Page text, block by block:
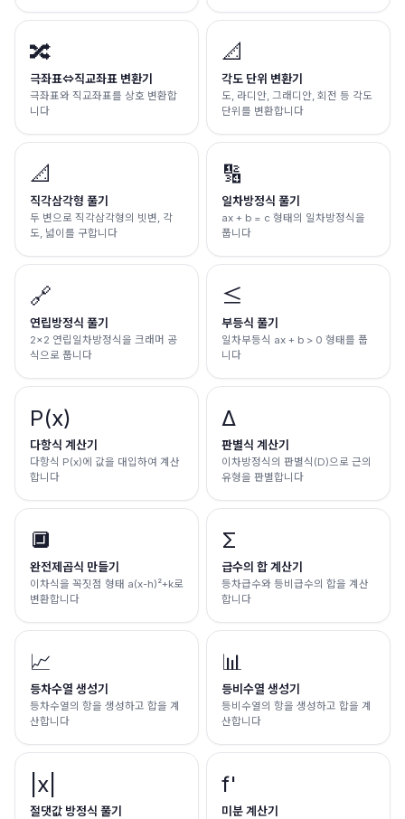
🔀
극좌표⇔직교좌표 변환기
극좌표와 직교좌표를 상호 변환합
니다
📐
각도 단위 변환기
도, 라디안, 그래디안, 회전 등 각도
단위를 변환합니다
📐
직각삼각형 풀기
두 변으로 직각삼각형의 빗변, 각
도, 넓이를 구합니다
🔢
일차방정식 풀기
ax + b = c 형태의 일차방정식을
풉니다
🔗
연립방정식 풀기
2×2 연립일차방정식을 크래머 공
식으로 풉니다
≤
부등식 풀기
일차부등식 ax + b > 0 형태를 풉
니다
P(x)
다항식 계산기
다항식 P(x)에 값을 대입하여 계산
합니다
Δ
판별식 계산기
이차방정식의 판별식(D)으로 근의
유형을 판별합니다
🔲
완전제곱식 만들기
이차식을 꼭짓점 형태 a(x-h)²+k로
변환합니다
Σ
급수의 합 계산기
등차급수와 등비급수의 합을 계산
합니다
📈
등차수열 생성기
등차수열의 항을 생성하고 합을 계
산합니다
📊
등비수열 생성기
등비수열의 항을 생성하고 합을 계
산합니다
|x|
절댓값 방정식 풀기
f'
미분 계산기